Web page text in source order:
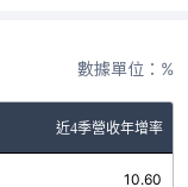
數據單位：%
近4季營收年增率
10.60